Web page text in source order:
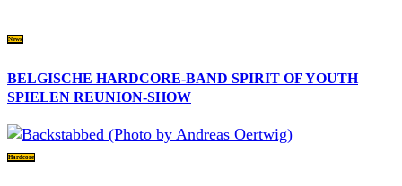
News
BELGISCHE HARDCORE-BAND SPIRIT OF YOUTH
SPIELEN REUNION-SHOW
Hardcore